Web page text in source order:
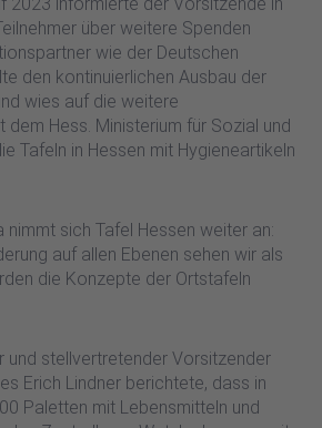
über weitere Spenden
wie der Deutschen
den kontinuierlichen Ausbau der
wies auf die weitere
dem Hess. Ministerium für Sozial und
Tafeln in Hessen mit Hygieneartikeln
nimmt sich Tafel Hessen weiter an:
auf allen Ebenen sehen wir als
die Konzepte der Ortstafeln
und stellvertretender Vorsitzender
Erich Lindner berichtete, dass in
Paletten mit Lebensmitteln und